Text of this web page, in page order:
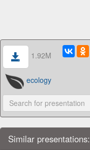
1.92M
ecology
Similar presentations: